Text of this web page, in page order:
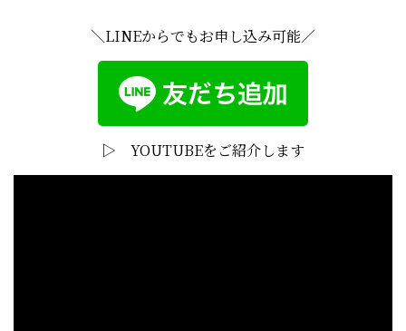
＼LINEからでもお申し込み可能／
▷ YOUTUBEをご紹介します